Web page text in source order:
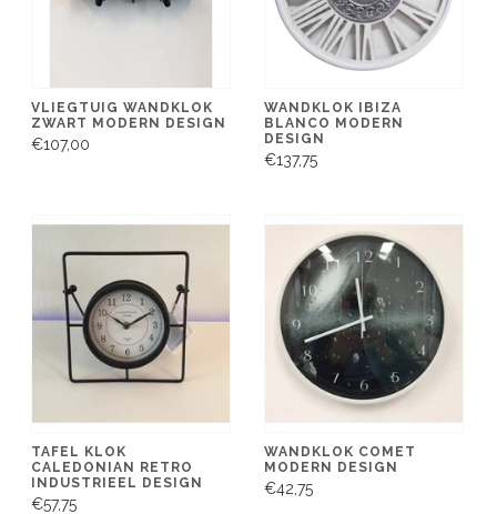
VLIEGTUIG WANDKLOK
ZWART MODERN DESIGN
€107,00
WANDKLOK IBIZA
BLANCO MODERN
DESIGN
€137,75
TAFEL KLOK
CALEDONIAN RETRO
INDUSTRIEEL DESIGN
€57,75
WANDKLOK COMET
MODERN DESIGN
€42,75